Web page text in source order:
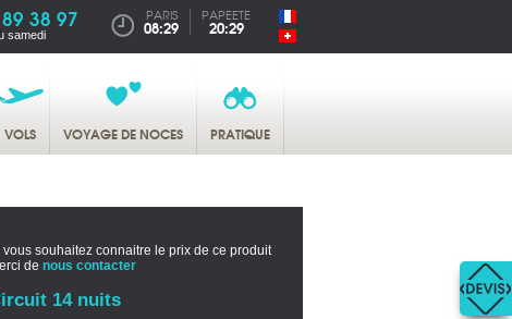
38 97
samedi
PARIS
08:29
PAPEETE
20:29
VOLS VOYAGE DE NOCES PRATIQUE
vous souhaitez connaitre le prix de ce produit
de nous contacter
14 nuits